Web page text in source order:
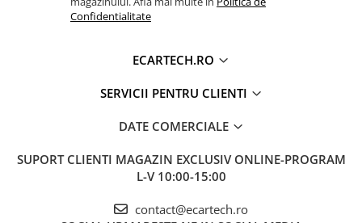
Confidentialitate
ECARTECH.RO
SERVICII PENTRU CLIENTI
DATE COMERCIALE
SUPORT CLIENTI MAGAZIN EXCLUSIV ONLINE-PROGRAM
L-V 10:00-15:00
contact@ecartech.ro